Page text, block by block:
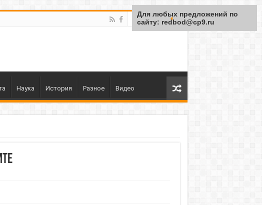
Наука История Разное Видео
Для любых предложений по
сайту: redbod@cp9.ru